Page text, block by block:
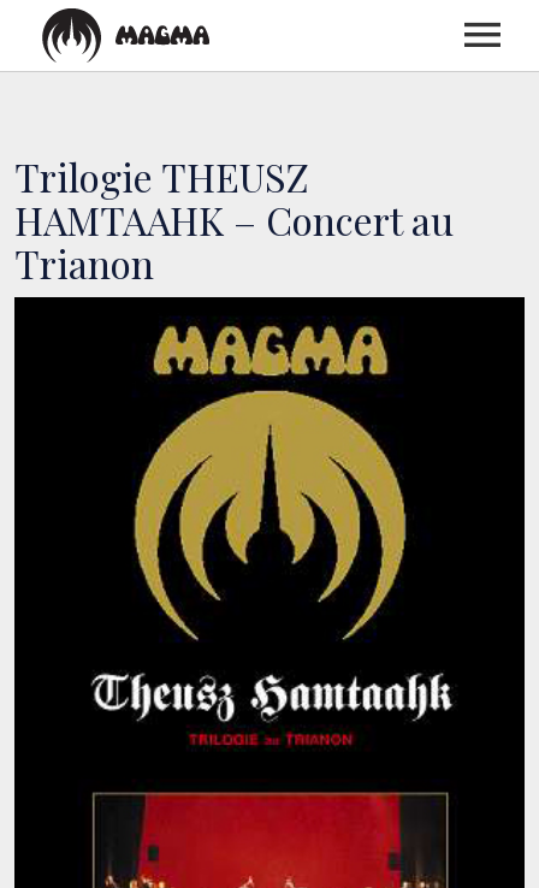
CONCERTS
MEDIAS
CONTACT
Trilogie THEUSZ
HAMTAAHK – Concert au
Trianon